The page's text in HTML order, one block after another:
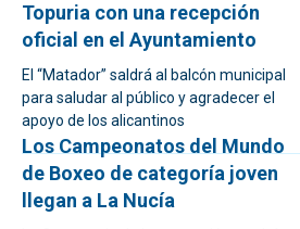
Topuria con una recepción
oficial en el Ayuntamiento
El “Matador” saldrá al balcón municipal
para saludar al público y agradecer el
apoyo de los alicantinos
Los Campeonatos del Mundo
de Boxeo de categoría joven
llegan a La Nucía